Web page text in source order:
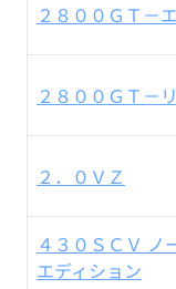
２８００ＧＴ－
２８００ＧＴ－
２．０ＶＺ
４３０ＳＣＶ ノ
エディション